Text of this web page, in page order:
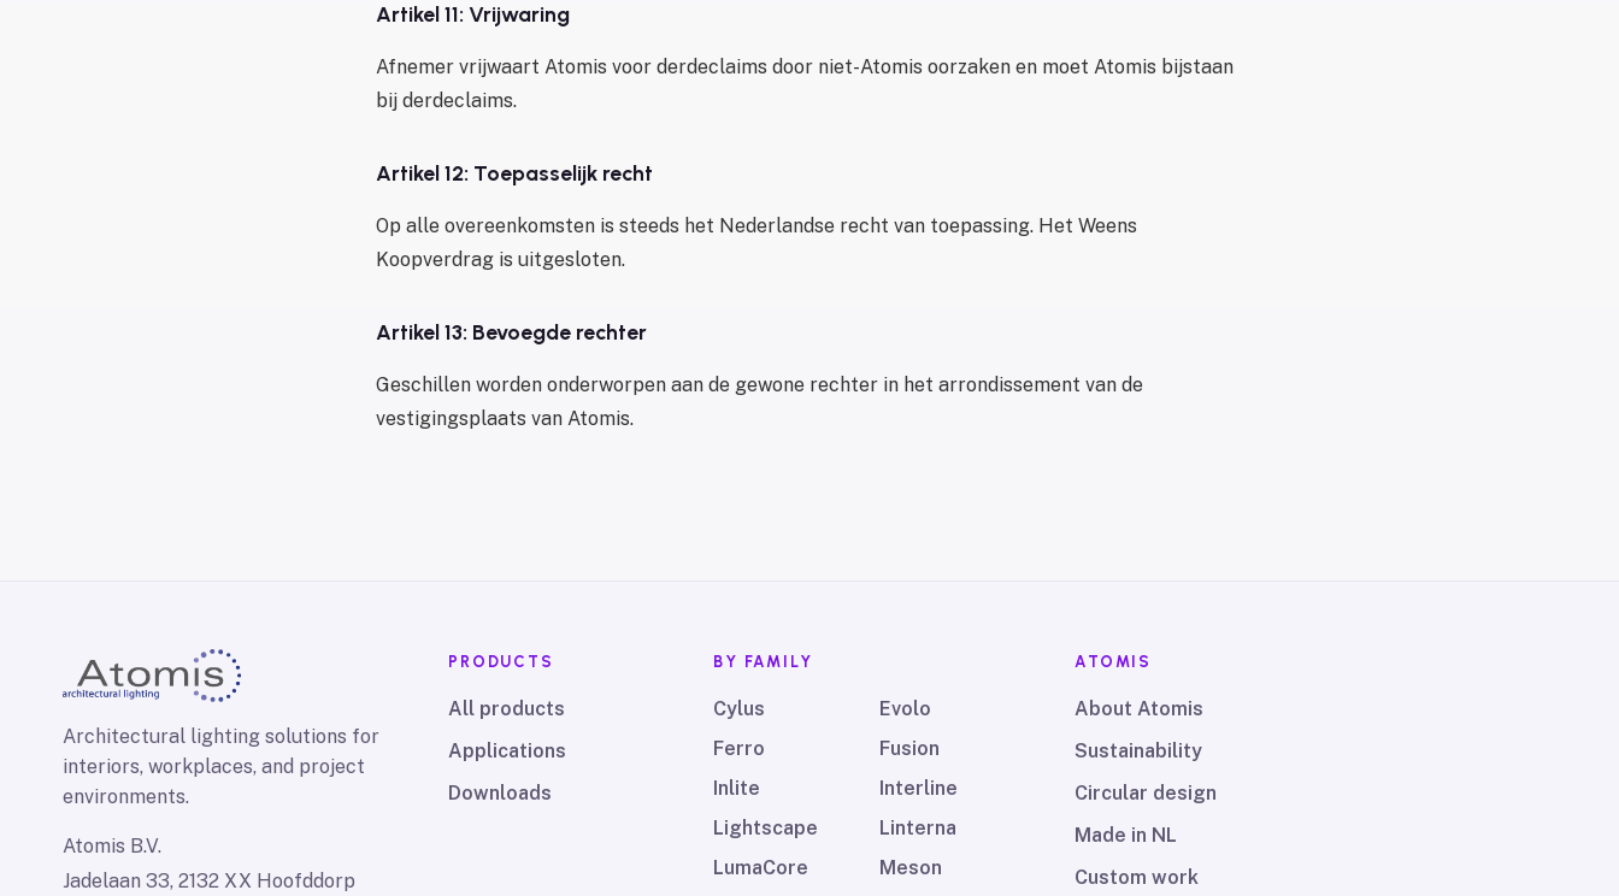
Artikel 11: Vrijwaring
Afnemer vrijwaart Atomis voor derdeclaims door niet-Atomis oorzaken en moet Atomis bijstaan
bij derdeclaims.
Artikel 12: Toepasselijk recht
Op alle overeenkomsten is steeds het Nederlandse recht van toepassing. Het Weens
Koopverdrag is uitgesloten.
Artikel 13: Bevoegde rechter
Geschillen worden onderworpen aan de gewone rechter in het arrondissement van de
vestigingsplaats van Atomis.
Architectural lighting solutions for
interiors, workplaces, and project
environments.
Atomis B.V.
Jadelaan 33, 2132 XX Hoofddorp
PRODUCTS
All products
Applications
Downloads
BY FAMILY
Cylus
Evolo
Ferro
Fusion
Inlite
Interline
Lightscape
Linterna
LumaCore
Meson
ATOMIS
About Atomis
Sustainability
Circular design
Made in NL
Custom work